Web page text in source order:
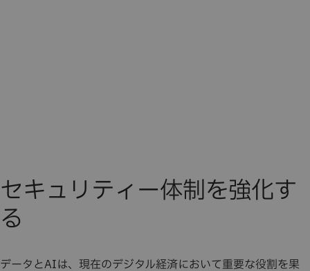
セキュリティー体制を強化す
る
データとAIは、現在のデジタル経済において重要な役割を果